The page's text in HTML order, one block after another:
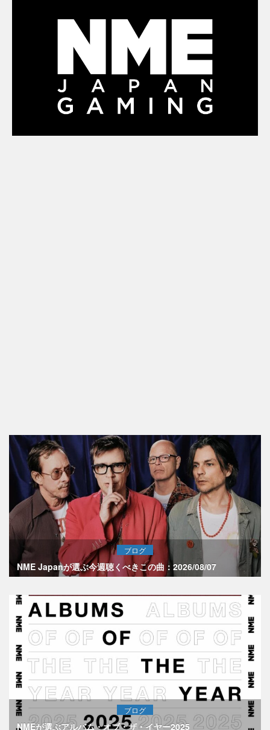
ブログ
NME Japanが選ぶ今週聴くべきこの曲：2026/08/07
ブログ
NMEが選ぶアルバム・オブ・ザ・イヤー2025